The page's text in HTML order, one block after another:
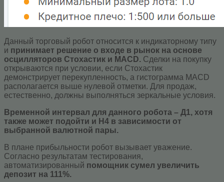
Данный торговый робот относится к индикаторному типу
и принимает решение о входе в рынок на основе
осцилляторов Стохастик и MACD. Сделки на покупку
открываются при условии, если Стохастик
демонстрирует перекупленность, а гистограмма МАСD
располагается выше нулевой отметки. Для продаж,
естественно, должны выполняться зеркальные условия.
Временной интервал для данного робота – Д1, хотя
также может подойти и Н4 в зависимости от
выбранной валютной пары.
В плане прибыльности робот вызывает уважение.
Согласно результатам тестирования,
автоматизированный помощник сумел увеличить
депозит на 111%.